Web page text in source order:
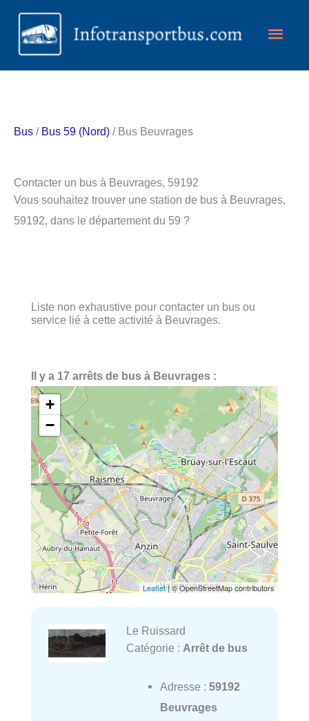
Aller
contenu
Bus / Bus 59 (Nord) / Bus Beuvrages
Contacter un bus à Beuvrages, 59192
Vous souhaitez trouver une station de bus à Beuvrages,
59192, dans le département du 59 ?
Liste non exhaustive pour contacter un bus ou
service lié à cette activité à Beuvrages.
Il y a 17 arrêts de bus à Beuvrages :
+
−
Leaflet| © OpenStreetMap contributors
Le Ruissard
Catégorie : Arrêt de bus
Adresse : 59192
Beuvrages